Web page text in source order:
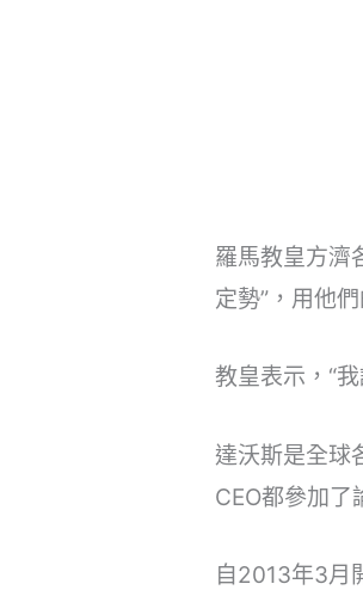
羅馬教皇方濟
定勢”，用他
教皇表示，“
達沃斯是全球
CEO都參加了
自2013年3月